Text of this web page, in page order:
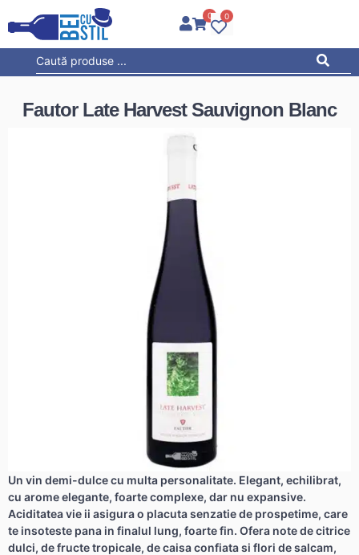
0 0
Fautor Late Harvest Sauvignon Blanc
Un vin demi-dulce cu multa personalitate. Elegant, echilibrat,
cu arome elegante, foarte complexe, dar nu expansive.
Aciditatea vie ii asigura o placuta senzatie de prospetime, care
te insoteste pana in finalul lung, foarte fin. Ofera note de citrice
dulci, de fructe tropicale, de caisa confiata si flori de salcam,